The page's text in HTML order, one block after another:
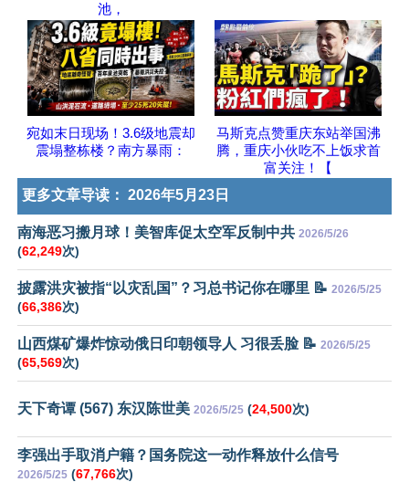
池，
宛如末日现场！3.6级地震却
震塌整栋楼？南方暴雨：
马斯克点赞重庆东站举国沸
腾，重庆小伙吃不上饭求首
富关注！【
更多文章导读： 2026年5月23日
南海恶习搬月球！美智库促太空军反制中共 2026/5/26
(62,249次)
披露洪灾被指“以灾乱国”？习总书记你在哪里 📝 2026/5/25
(66,386次)
山西煤矿爆炸惊动俄日印朝领导人 习很丢脸 📝 2026/5/25
(65,569次)
天下奇谭 (567) 东汉陈世美 2026/5/25 (24,500次)
李强出手取消户籍？国务院这一动作释放什么信号
2026/5/25 (67,766次)